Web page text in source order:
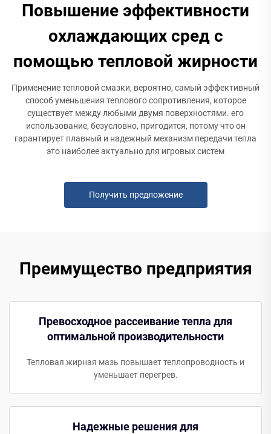
Повышение эффективности
охлаждающих сред с
помощью тепловой жирности
Применение тепловой смазки, вероятно, самый эффективный
способ уменьшения теплового сопротивления, которое
существует между любыми двумя поверхностями. его
использование, безусловно, пригодится, потому что он
гарантирует плавный и надежный механизм передачи тепла
это наиболее актуально для игровых систем
Получить предложение
Преимущество предприятия
Превосходное рассеивание тепла для
оптимальной производительности
Тепловая жирная мазь повышает теплопроводность и
уменьшает перегрев.
Надежные решения для